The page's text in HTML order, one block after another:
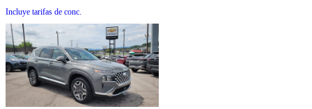
Incluye tarifas de conc.